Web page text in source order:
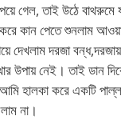
গেল, তাই উঠে
কান পেতে শুনলাম
দেখলাম দরজা
উপায় নেই। তাই ডান
আমি হালকা করে একটি
না।